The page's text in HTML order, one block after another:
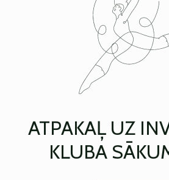
ATPAKAĻ UZ
KLUBA